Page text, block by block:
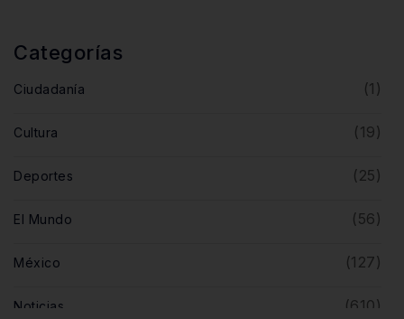
Categorías
Ciudadanía (1)
Cultura (19)
Deportes (25)
El Mundo (56)
México (127)
Noticias (610)